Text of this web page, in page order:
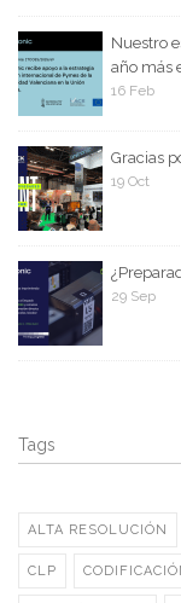
Nuestro
año más
16 Feb
Gracias
19 Oct
29 Sep
Tags
ALTA RESOLUCIÓN
CLP